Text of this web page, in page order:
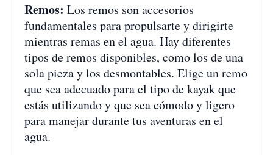
Remos: Los remos son accesorios
fundamentales para propulsarte y dirigirte
mientras remas en el agua. Hay diferentes
tipos de remos disponibles, como los de una
sola pieza y los desmontables. Elige un remo
que sea adecuado para el tipo de kayak que
estás utilizando y que sea cómodo y ligero
para manejar durante tus aventuras en el
agua.